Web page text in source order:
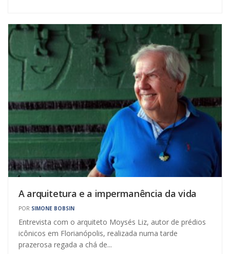
A arquitetura e a impermanência da vida
POR SIMONE BOBSIN
Entrevista com o arquiteto Moysés Liz, autor de prédios
icônicos em Florianópolis, realizada numa tarde
prazerosa regada a chá de...